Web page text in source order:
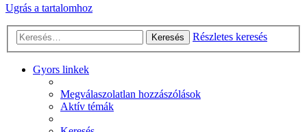
Ugrás a tartalomhoz
Keresés Részletes keresés
Gyors linkek
Megválaszolatlan hozzászólások
Aktív témák